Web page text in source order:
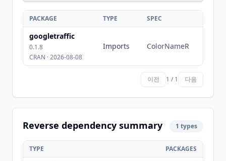
PACKAGE TYPE SPEC
googletraffic
0.1.8
CRAN · 2026-08-08
Imports ColorNameR
이전 1 / 1 다음
Reverse dependency summary 1 types
TYPE PACKAGES